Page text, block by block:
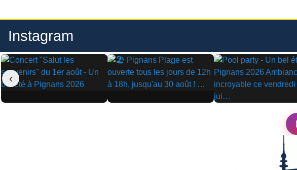
Instagram
▶ ▶
▶
‹